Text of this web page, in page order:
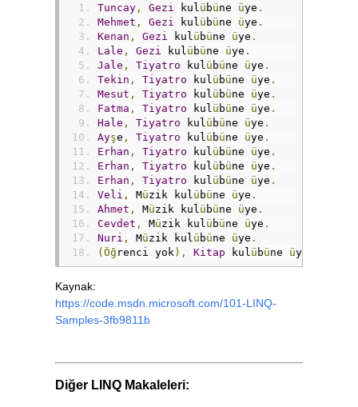
Tuncay , Gezi kul ü büne üye .
Mehmet , Gezi kul ü büne üye .
Kenan , Gezi kul ü büne üye .
Lale , Gezi kul ü büne üye .
Jale , Tiyatro kul ü büne üye .
Tekin , Tiyatro kul ü büne üye .
Mesut , Tiyatro kul ü büne üye .
Fatma , Tiyatro kul ü büne üye .
Hale , Tiyatro kul ü büne üye .
Ayşe , Tiyatro kul ü büne üye .
Erhan , Tiyatro kul ü büne üye .
Erhan , Tiyatro kul ü büne üye .
Erhan , Tiyatro kul ü büne üye .
Veli , Müzik kul ü büne üye .
Ahmet , Müzik kul ü büne üye .
Cevdet , Müzik kul ü büne üye .
Nuri , Müzik kul ü büne üye .
(Öğ renci yok ), Kitap kul ü büne üye
Kaynak:
https://code.msdn.microsoft.com/101-LINQ-
Samples-3fb9811b
Diğer LINQ Makaleleri: